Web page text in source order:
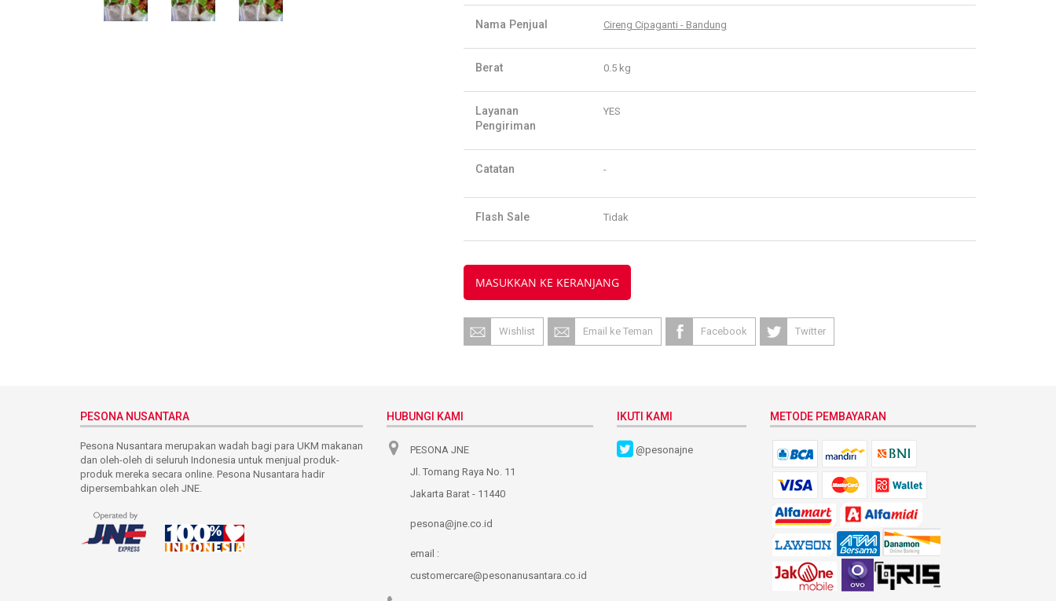
Nama Penjual Cireng Cipaganti - Bandung
Berat 0.5 kg
Layanan
Pengiriman
YES
Catatan -
Flash Sale Tidak
MASUKKAN KE KERANJANG
Wishlist Email ke Teman Facebook Twitter
PESONA NUSANTARA
Pesona Nusantara merupakan wadah bagi para UKM makanan
dan oleh-oleh di seluruh Indonesia untuk menjual produk-
produk mereka secara online. Pesona Nusantara hadir
dipersembahkan oleh JNE.
HUBUNGI KAMI
PESONA JNE
Jl. Tomang Raya No. 11
Jakarta Barat - 11440
pesona@jne.co.id
email :
customercare@pesonanusantara.co.id
IKUTI KAMI
@pesonajne
METODE PEMBAYARAN